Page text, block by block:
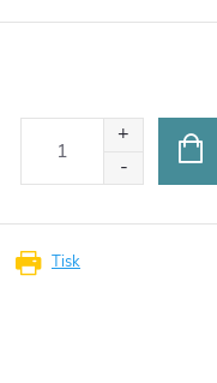
Tisk